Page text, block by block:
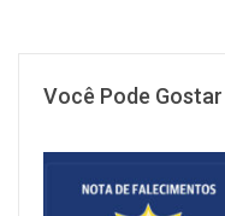
Você Pode